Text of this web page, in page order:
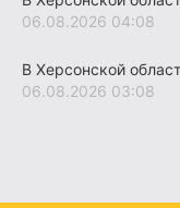
06.08.2026 04:08
В Херсонской
06.08.2026 03:08